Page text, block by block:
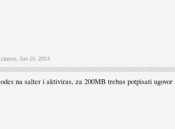
zippoo Jun 16, 2014
odes na salter i aktiviras, za 200MB trebas potpisati